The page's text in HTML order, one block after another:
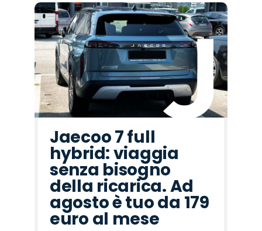
Jaecoo 7 full
hybrid: viaggia
senza bisogno
della ricarica. Ad
agosto è tuo da 179
euro al mese